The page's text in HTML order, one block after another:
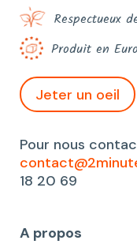
Respectueux
Produit en
Jeter un oeil
Pour nous
18 20 69
A propos